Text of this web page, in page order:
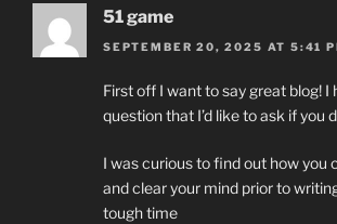
51 game
SEPTEMBER 20, 2025 AT 5:41
First off I want to say great blog! I
question that I’d like to ask if you
I was curious to find out how you
and clear your mind prior to
tough time